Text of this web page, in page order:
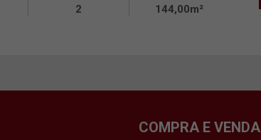
2 144,00m²
COMPRA E VENDA